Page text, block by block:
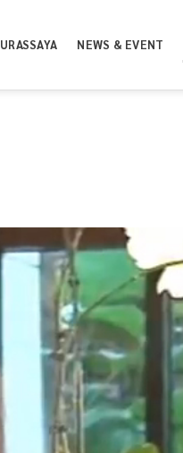
URASSAYA NEWS & EVENT